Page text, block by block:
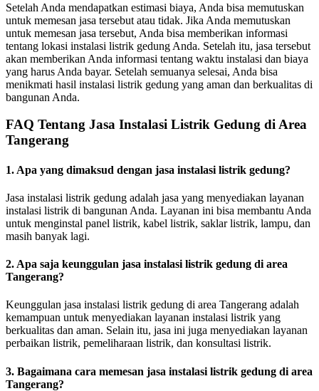
Setelah Anda mendapatkan estimasi biaya, Anda bisa memutuskan
untuk memesan jasa tersebut atau tidak. Jika Anda memutuskan
untuk memesan jasa tersebut, Anda bisa memberikan informasi
tentang lokasi instalasi listrik gedung Anda. Setelah itu, jasa tersebut
akan memberikan Anda informasi tentang waktu instalasi dan biaya
yang harus Anda bayar. Setelah semuanya selesai, Anda bisa
menikmati hasil instalasi listrik gedung yang aman dan berkualitas di
bangunan Anda.
FAQ Tentang Jasa Instalasi Listrik Gedung di Area
Tangerang
1. Apa yang dimaksud dengan jasa instalasi listrik gedung?
Jasa instalasi listrik gedung adalah jasa yang menyediakan layanan
instalasi listrik di bangunan Anda. Layanan ini bisa membantu Anda
untuk menginstal panel listrik, kabel listrik, saklar listrik, lampu, dan
masih banyak lagi.
2. Apa saja keunggulan jasa instalasi listrik gedung di area
Tangerang?
Keunggulan jasa instalasi listrik gedung di area Tangerang adalah
kemampuan untuk menyediakan layanan instalasi listrik yang
berkualitas dan aman. Selain itu, jasa ini juga menyediakan layanan
perbaikan listrik, pemeliharaan listrik, dan konsultasi listrik.
3. Bagaimana cara memesan jasa instalasi listrik gedung di area
Tangerang?